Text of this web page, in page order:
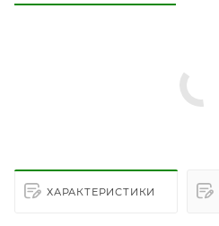
ХАРАКТЕРИСТИКИ